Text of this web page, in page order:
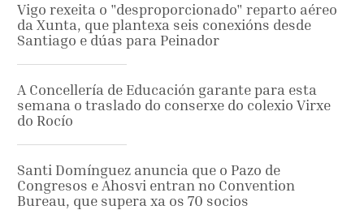
Vigo rexeita o "desproporcionado" reparto aéreo
da Xunta, que plantexa seis conexións desde
Santiago e dúas para Peinador
A Concellería de Educación garante para esta
semana o traslado do conserxe do colexio Virxe
do Rocío
Santi Domínguez anuncia que o Pazo de
Congresos e Ahosvi entran no Convention
Bureau, que supera xa os 70 socios